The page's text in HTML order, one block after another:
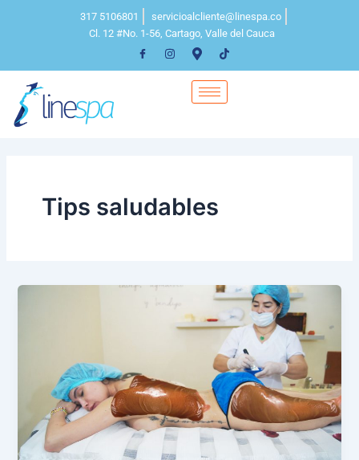
317 5106801
servicioalcliente@linespa.co
Cl. 12 #No. 1-56, Cartago, Valle del Cauca
Tips saludables